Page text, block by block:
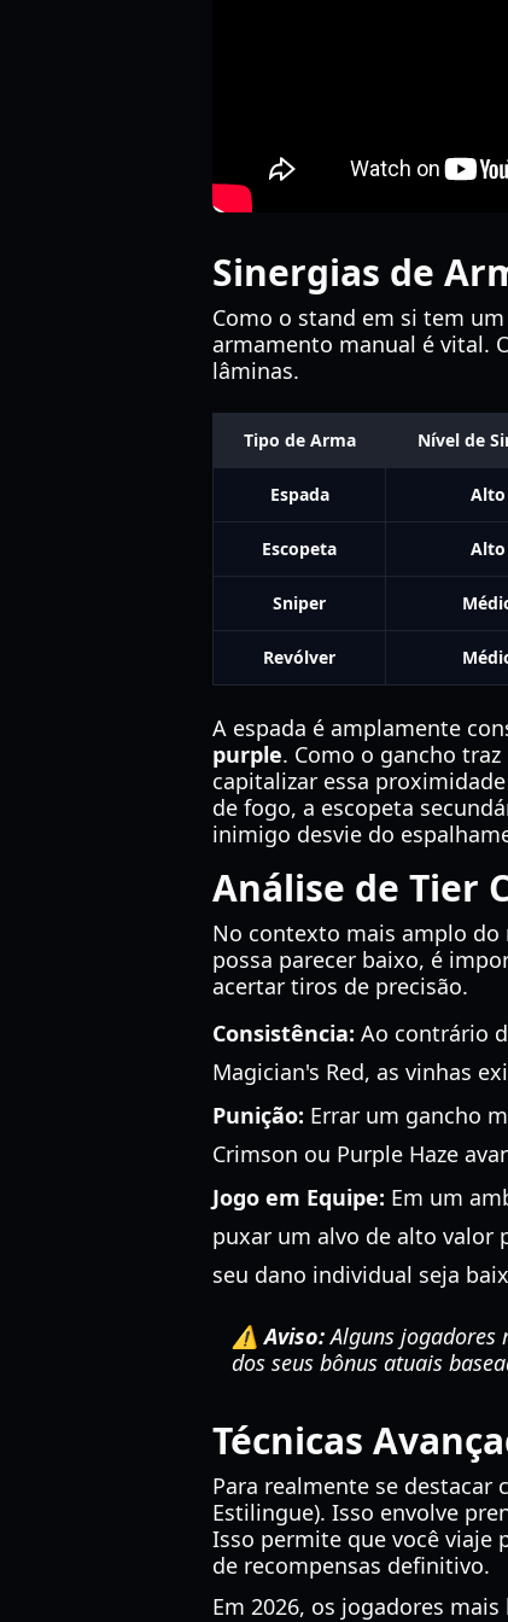
Sinergias de
Como o stand em si tem
armamento manual é vital.
lâminas.
Tipo de Arma Nível de
Espada Alto
Escopeta Alto
Sniper
Revólver
A espada é amplamente
purple. Como o gancho
capitalizar essa
de fogo, a escopeta
inimigo desvie do
Análise de Tier
No contexto mais amplo
possa parecer baixo, é
acertar tiros de precisão.
Consistência: Ao contrário
Magician's Red, as vinhas
Punição: Errar um gancho
Crimson ou Purple Haze
Jogo em Equipe: Em um
puxar um alvo de alto valor
seu dano individual seja
⚠️ Aviso:Alguns jogadores
dos seus bônus atuais
Técnicas
Para realmente se destacar
Estilingue). Isso envolve
Isso permite que você viaje
de recompensas definitivo.
Em 2026, os jogadores